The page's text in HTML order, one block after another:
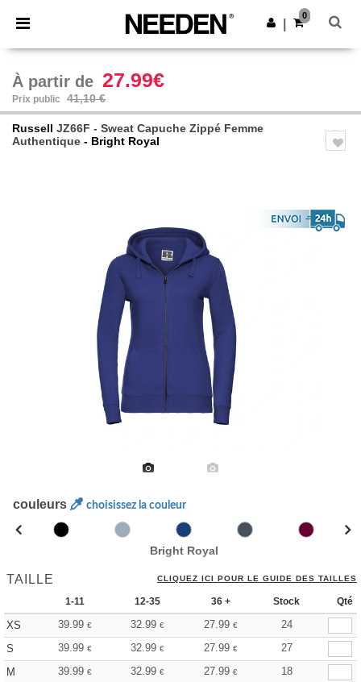
× Appli Needen
Meilleurs prix sur l’app !
Obtenir l'appli
0
À partir de 27.99€
Prix public 41,10 €
Russell JZ66F - Sweat Capuche Zippé Femme
Authentique - Bright Royal
couleurs choisissez la couleur
Bright Royal
TAILLE CLIQUEZ ICI POUR LE GUIDE DES TAILLES
1-11 12-35 36 + Stock Qté
XS 39.99 € 32.99 € 27.99 €
24
S
39.99 € 32.99 € 27.99 €
27
M
39.99 € 32.99 € 27.99 €
18